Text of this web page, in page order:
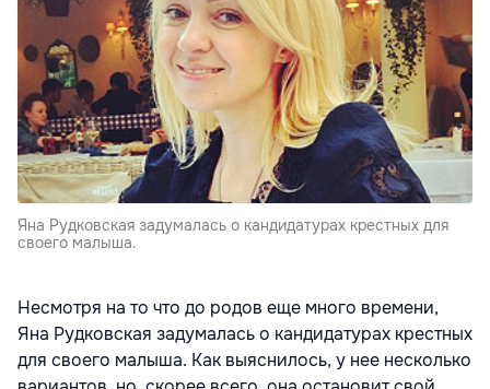
Яна Рудковская задумалась о кандидатурах крестных для
своего малыша.
Несмотря на то что до родов еще много времени,
Яна Рудковская задумалась о кандидатурах крестных
для своего малыша. Как выяснилось, у нее несколько